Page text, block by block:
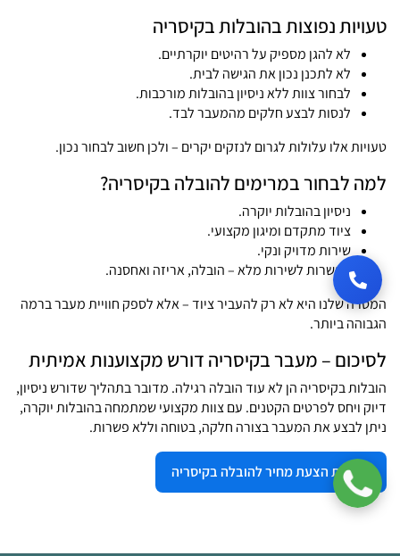
טעויות נפוצות בהובלות בקיסריה
לא להגן מספיק על רהיטים יוקרתיים.
לא לתכנן נכון את הגישה לבית.
לבחור צוות ללא ניסיון בהובלות מורכבות.
לנסות לבצע חלקים מהמעבר לבד.
טעויות אלו עלולות לגרום לנזקים יקרים – ולכן חשוב לבחור נכון.
למה לבחור במרימים להובלה בקיסריה?
ניסיון בהובלות יוקרה.
ציוד מתקדם ומיגון מקצועי.
שירות מדויק ונקי.
אפשרות לשירות מלא – הובלה, אריזה ואחסנה.
המטרה שלנו היא לא רק להעביר ציוד – אלא לספק חוויית מעבר ברמה
הגבוהה ביותר.
לסיכום – מעבר בקיסריה דורש מקצוענות אמיתית
הובלות בקיסריה הן לא עוד הובלה רגילה. מדובר בתהליך שדורש ניסיון,
דיוק ויחס לפרטים הקטנים. עם צוות מקצועי שמתמחה בהובלות יוקרה,
ניתן לבצע את המעבר בצורה חלקה, בטוחה וללא פשרות.
לקבלת הצעת מחיר להובלה בקיסריה